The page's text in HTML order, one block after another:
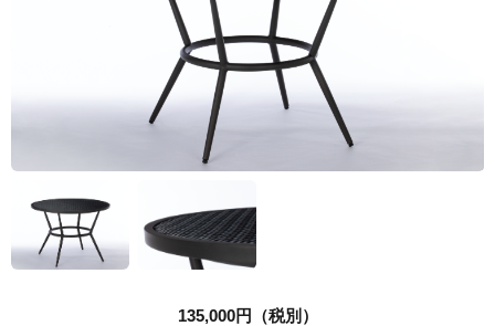
CONTACT
135,000円（税別）